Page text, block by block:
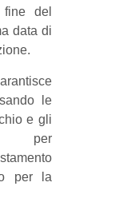
del
data di
le
e gli
per
per la